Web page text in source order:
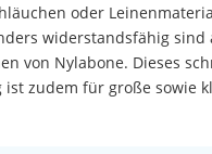
oder
widerstandsfähig sind
von Nylabone. Dieses
ist zudem für große sowie